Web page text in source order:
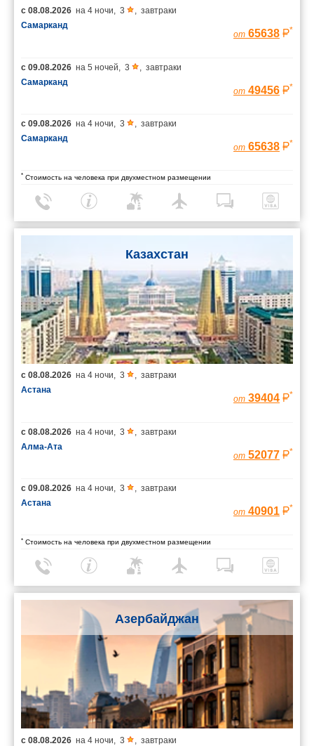
с 08.08.2026 на 4 ночи, 3 , завтраки
Самарканд
от 65638 *
с 09.08.2026 на 5 ночей, 3 , завтраки
Самарканд
от 49456 *
с 09.08.2026 на 4 ночи, 3 , завтраки
Самарканд
от 65638 *
* Стоимость на человека при двухместном размещении
Казахстан
с 08.08.2026 на 4 ночи, 3 , завтраки
Астана
от 39404 *
с 08.08.2026 на 4 ночи, 3 , завтраки
Алма-Ата
от 52077 *
с 09.08.2026 на 4 ночи, 3 , завтраки
Астана
от 40901 *
* Стоимость на человека при двухместном размещении
Азербайджан
с 08.08.2026 на 4 ночи 3
завтраки